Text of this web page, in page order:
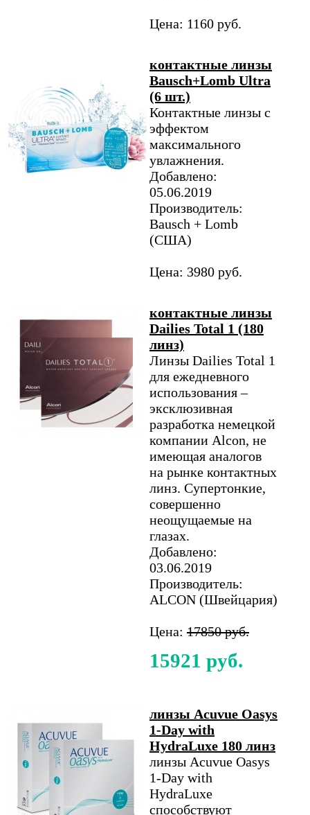
Цена: 1160 руб.
контактные линзы
Bausch+Lomb Ultra
(6 шт.)
Контактные линзы с
эффектом
максимального
увлажнения.
Добавлено:
05.06.2019
Производитель:
Bausch + Lomb
(США)
Цена: 3980 руб.
контактные линзы
Dailies Total 1 (180
линз)
Линзы Dailies Total 1
для ежедневного
использования –
эксклюзивная
разработка немецкой
компании Alcon, не
имеющая аналогов
на рынке контактных
линз. Супертонкие,
совершенно
неощущаемые на
глазах.
Добавлено:
03.06.2019
Производитель:
ALCON (Швейцария)
Цена: 17850 руб.
15921 руб.
линзы Acuvue Oasys
1-Day with
HydraLuxe 180 линз
линзы Acuvue Oasys
1-Day with
HydraLuxe
способствуют